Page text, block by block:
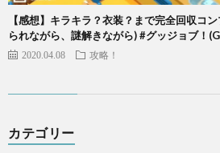
【感想】キラキラ？衣装？まで完全回収コ
られながら、謎解きながら) #グッジョブ！
2020.04.08 攻略！
カテゴリー